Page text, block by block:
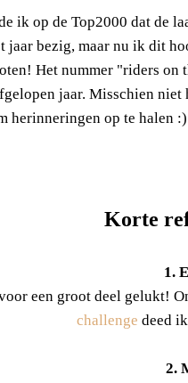
ik op de Top2000 dat de
jaar bezig, maar nu ik dit
Het nummer "riders on
jaar. Misschien
herinneringen op te halen
Korte
1.
een groot deel gelukt!
challenge deed
2.